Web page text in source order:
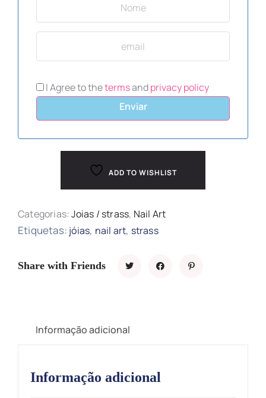
I Agree to thetermsandprivacy policy
Enviar
ADD TO WISHLIST
Categorias:Joias / strass, Nail Art
Etiquetas: jóias, nail art, strass
Share with Friends
Informação adicional
Informação adicional